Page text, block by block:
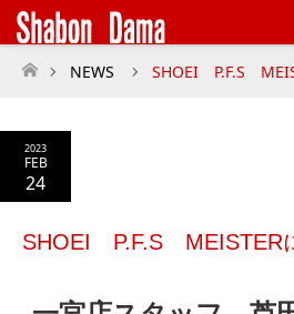
Instagram
ホーム
NEWS SHOEI P.F.S
2023
FEB
24
SHOEI P.F.S MEISTER